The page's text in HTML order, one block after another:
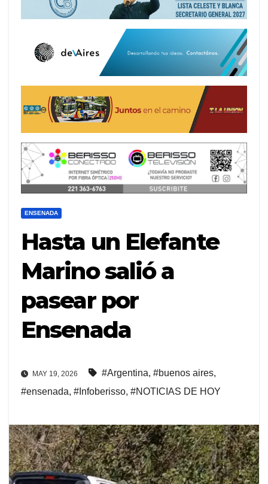
ENSENADA
Hasta un Elefante
Marino salió a
pasear por
Ensenada
MAY 19, 2026 #Argentina, #buenos aires,
#ensenada, #Infoberisso, #NOTICIAS DE HOY